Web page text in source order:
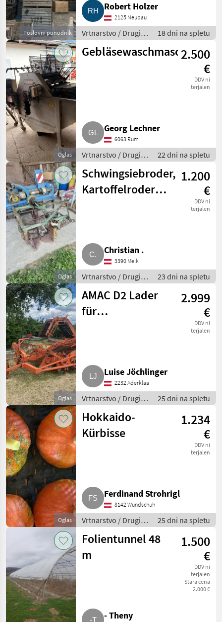
Poslovni ponudnik
Robert Holzer
2125 Neubau
Vrtnarstvo / Drugi
stroji za vrtnarstvo
18 dni na spletu
Oglas
Gebläsewaschmaschine
2.500
€
DDV ni
terjalen
Georg Lechner
6063 Rum
Vrtnarstvo / Drugi
stroji za vrtnarstvo
22 dni na spletu
Oglas
Schwingsiebroder,
Kartoffelroder,
1.200
€
DDV ni
terjalen
Christian .
3390 Melk
Vrtnarstvo / Drugi
stroji za vrtnarstvo
23 dni na spletu
Oglas
AMAC D2 Lader
für
2.999
€
DDV ni
terjalen
Luise Jöchlinger
2232 Aderklaa
Vrtnarstvo / Drugi
stroji za vrtnarstvo
25 dni na spletu
Oglas
Hokkaido-
Kürbisse
1.234
€
DDV ni
terjalen
Ferdinand Strohrigl
8142 Wundschuh
Vrtnarstvo / Drugi
stroji za vrtnarstvo
25 dni na spletu
Folientunnel 48
m
1.500
€
DDV ni
terjalen
Stara cena
2.000 €
- Theny